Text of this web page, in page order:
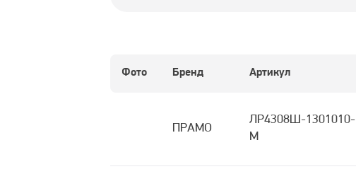
Фото Бренд Артикул
ПРАМО
ЛР4308Ш-1301010-
М